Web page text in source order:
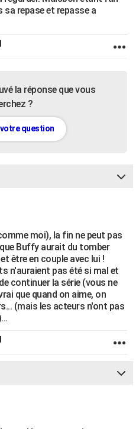
repase et repasse a
la réponse que vous
?
votre question
moi), la fin ne peut pas
Buffy aurait du tomber
être en couple avec lui !
n'auraient pas été si mal et
continuer la série (vous ne
que quand on aime, on
(mais les acteurs n'ont pas